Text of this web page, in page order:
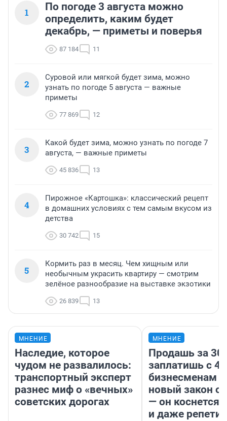
1
По погоде 3 августа можно
определить, каким будет
декабрь, — приметы и поверья
87 184 11
2
Суровой или мягкой будет зима, можно
узнать по погоде 5 августа — важные
приметы
77 869 12
3
Какой будет зима, можно узнать по погоде 7
августа, — важные приметы
45 836 13
4
Пирожное «Картошка»: классический рецепт
в домашних условиях с тем самым вкусом из
детства
30 742 15
5
Кормить раз в месяц. Чем хищным или
необычным украсить квартиру — смотрим
зелёное разнообразие на выставке экзотики
26 839 13
МНЕНИЕ
Наследие, которое
чудом не развалилось:
транспортный эксперт
разнес миф о «вечных»
советских дорогах
МНЕНИЕ
Продашь за
заплатишь с
бизнесменам
новый закон о
— он коснется
и даже